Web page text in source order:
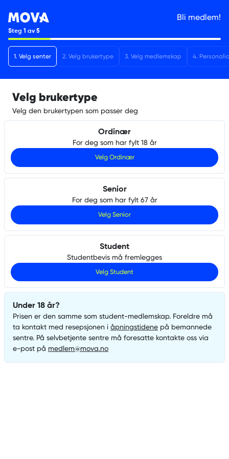
Bli medlem!
Steg 1 av5
1. Velg senter 2. Velg brukertype 3. Velg medlemskap 4.
Velg brukertype
Velg den brukertypen som passer deg
Ordinær
For deg som har fylt 18 år
Velg Ordinær
Senior
For deg som har fylt 67 år
Velg Senior
Student
Studentbevis må fremlegges
Velg Student
Under 18 år?
Prisen er den samme som student-medlemskap. Foreldre må
ta kontakt med resepsjonen i åpningstidene på bemannede
sentre. På selvbetjente sentre må foresatte kontakte oss via
e-post på medlem@mova.no